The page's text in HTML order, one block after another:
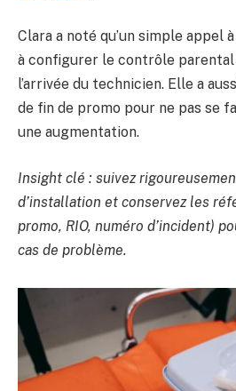
Clara a noté qu’un simple appel
à configurer le contrôle
l’arrivée du technicien. Elle a
de fin de promo pour ne pas se
une augmentation.
Insight clé : suivez
d’installation et conservez les
promo, RIO, numéro d’incident)
cas de problème.